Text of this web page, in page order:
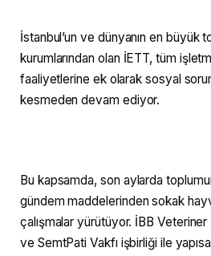
İstanbul’un ve dünyanın en büyük
kurumlarından olan İETT, tüm
faaliyetlerine ek olarak sosyal
kesmeden devam ediyor.
Bu kapsamda, son aylarda
gündem maddelerinden sokak
çalışmalar yürütüyor. İBB
ve SemtPati Vakfı işbirliği ile